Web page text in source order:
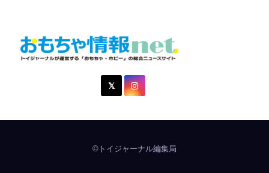
おもちゃ情報net.
トイジャーナルが運営する「おもちゃ・ホビー」の総合ニュ
©トイジャーナル編集局